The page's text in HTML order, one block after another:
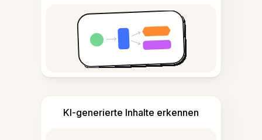
KI-generierte Inhalte erkennen